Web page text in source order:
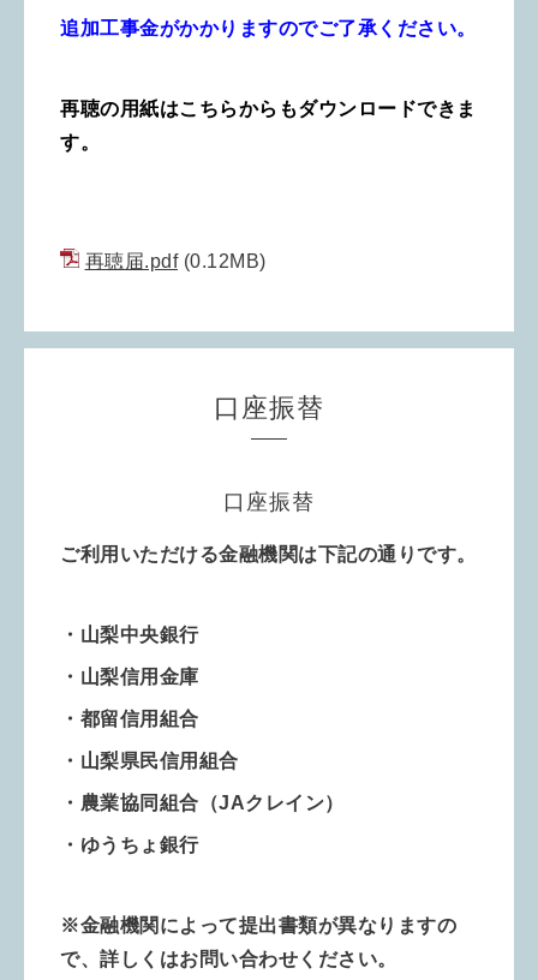
追加工事金がかかりますのでご了承ください。
再聴の用紙はこちらからもダウンロードできま
す。
再聴届.pdf(0.12MB)
口座振替
口座振替
ご利用いただける金融機関は下記の通りです。
・山梨中央銀行
・山梨信用金庫
・都留信用組合
・山梨県民信用組合
・農業協同組合 （JAクレイン）
・ゆうちょ銀行
※金融機関によって提出書類が異なりますの
で、詳しくはお問い合わせください。